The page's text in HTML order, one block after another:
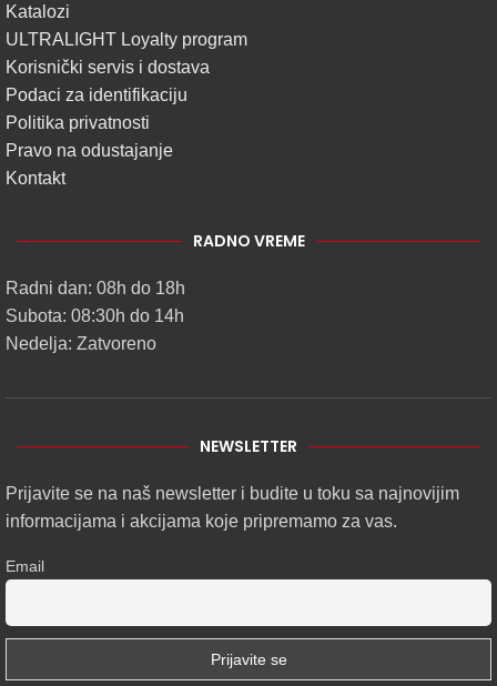
Katalozi
ULTRALIGHT Loyalty program
Korisnički servis i dostava
Podaci za identifikaciju
Politika privatnosti
Pravo na odustajanje
Kontakt
RADNO VREME
Radni dan: 08h do 18h
Subota: 08:30h do 14h
Nedelja: Zatvoreno
NEWSLETTER
Prijavite se na naš newsletter i budite u toku sa najnovijim
informacijama i akcijama koje pripremamo za vas.
Email